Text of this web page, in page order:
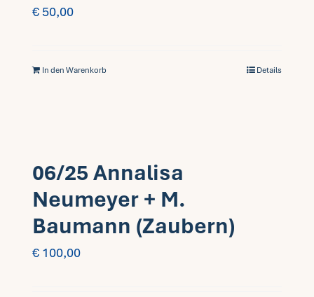
€ 50,00
In den Warenkorb Details
06/25 Annalisa
Neumeyer + M.
Baumann (Zaubern)
€ 100,00